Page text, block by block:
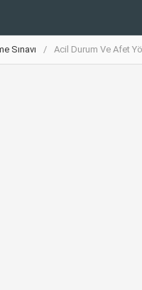
Sınavı Acil Durum Ve Afet